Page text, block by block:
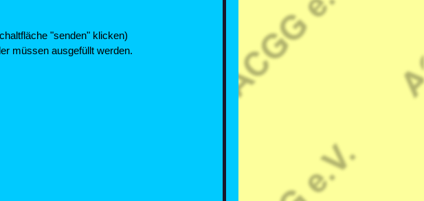
"senden" klicken)
müssen ausgefüllt werden.